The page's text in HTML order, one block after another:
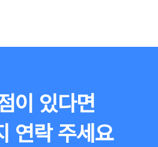
이 있다면
연락 주세요